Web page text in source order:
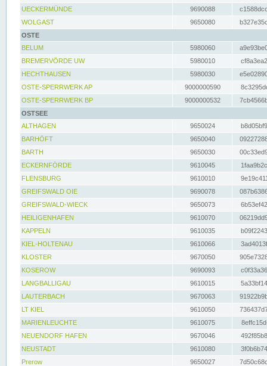
UECKERMÜNDE
9690088
WOLGAST
9650080
OSTE
BELUM
5980060
BREMERVÖRDE UW
5980010
HECHTHAUSEN
5980030
OSTE-SPERRWERK AP
9000000590
OSTE-SPERRWERK BP
9000000532
OSTSEE
ALTHAGEN
9650024
BARHÖFT
9650040
BARTH
9650030
ECKERNFÖRDE
9610045
FLENSBURG
9610010
GREIFSWALD OIE
9690078
GREIFSWALD-WIECK
9650073
HEILIGENHAFEN
9610070
KAPPELN
9610035
KIEL-HOLTENAU
9610066
KLOSTER
9670050
KOSEROW
9690093
LANGBALLIGAU
9610015
LAUTERBACH
9670063
LT KIEL
9610050
MARIENLEUCHTE
9610075
NEUENDORF HAFEN
9670046
NEUSTADT
9610080
Prerow
9650027